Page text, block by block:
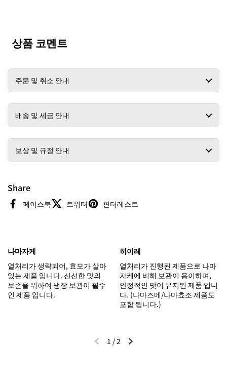
상품 코멘트
주문 및 취소 안내
배송 및 세금 안내
보상 및 규정 안내
Share
페이스북 트위터 핀터레스트
나마자케
열처리가 생략되어, 효모가 살아
있는 제품 입니다. 신선한 맛의
보존을 위하여 냉장 보관이 필수
인 제품 입니다.
히이레
열처리가 진행된 제품으로 나마
자케에 비해 보관이 용이하며,
안정적인 맛이 유지된 제품 입니
다. (나마즈메/나마쵸조 제품도
포함 됩니다.)
이전 슬라이드다음 슬라이드
1 /2